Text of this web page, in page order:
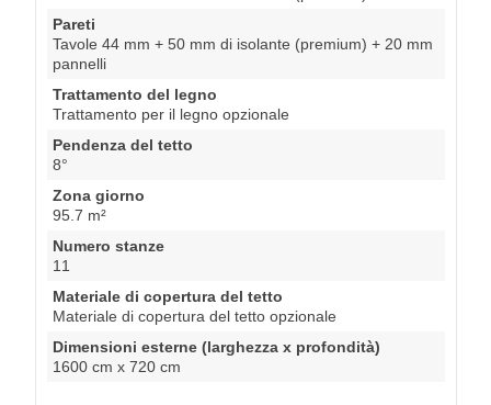
Pareti
Tavole 44 mm + 50 mm di isolante (premium) + 20 mm
pannelli
Trattamento del legno
Trattamento per il legno opzionale
Pendenza del tetto
8°
Zona giorno
95.7 m²
Numero stanze
11
Materiale di copertura del tetto
Materiale di copertura del tetto opzionale
Dimensioni esterne (larghezza x profondità)
1600 cm x 720 cm